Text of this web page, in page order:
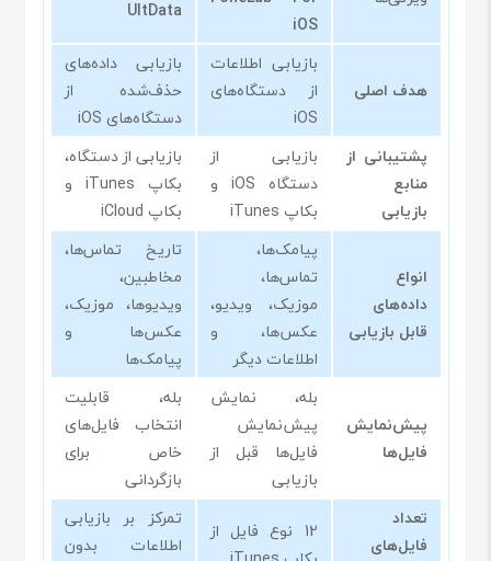
iOS
UltData
هدف اصلی
بازیابی اطلاعات
از دستگاه‌های
iOS
بازیابی داده‌های
حذف‌شده از
دستگاه‌های iOS
پشتیبانی از
منابع
بازیابی
بازیابی از
دستگاه iOS و
بکاپ iTunes
بازیابی از دستگاه،
بکاپ iTunes و
بکاپ iCloud
انواع
داده‌های
قابل بازیابی
پیامک‌ها،
تماس‌ها،
موزیک، ویدیو،
عکس‌ها، و
اطلاعات دیگر
تاریخ تماس‌ها،
مخاطبین،
ویدیوها، موزیک،
عکس‌ها و
پیامک‌ها
پیش‌نمایش
فایل‌ها
بله، نمایش
پیش‌نمایش
فایل‌ها قبل از
بازیابی
بله، قابلیت
انتخاب فایل‌های
خاص برای
بازگردانی
تعداد
فایل‌های
12 نوع فایل از
تمرکز بر بازیابی
اطلاعات بدون